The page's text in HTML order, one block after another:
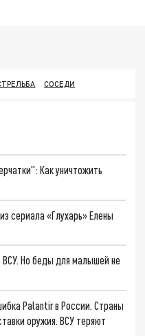
СОСЕДИ
Как уничтожить
сериала «Глухарь» Елены
ВСУ. Но беды для малышей не
Palantir в России. Страны
оружия. ВСУ теряют